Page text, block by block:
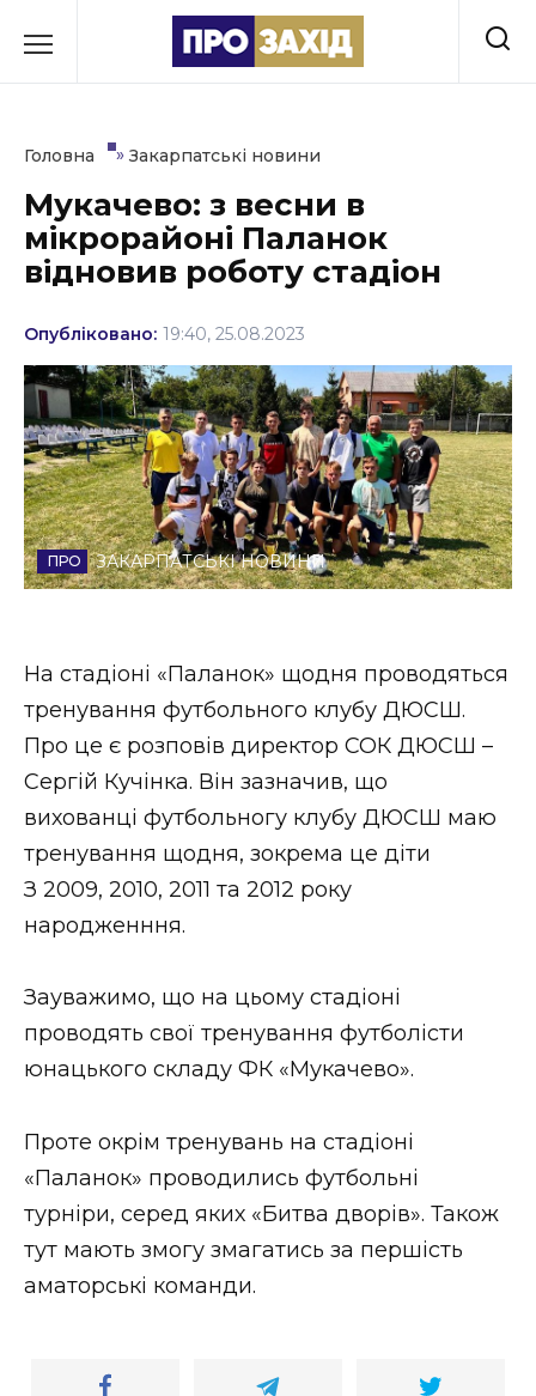
до
Культура
Освіта
Події
Політика
Соціум
Спорт
Стиль життя
Втрачений Ужгород (відеоверсія)
ЗАКАРПАТСЬКІ НОВИНИ
НОВИНИ ЗАХІДНОЇ УКРАЇНИ
ФОТО
ВІДЕО
Головна » Закарпатські новини
Мукачево: з весни в
мікрорайоні Паланок
відновив роботу стадіон
Опубліковано: 19:40, 25.08.2023
ЗАКАРПАТСЬКІ НОВИНИ
На стадіоні «Паланок» щодня проводяться
тренування футбольного клубу ДЮСШ.
Про це є розповів директор СОК ДЮСШ –
Сергій Кучінка. Він зазначив, що
вихованці футбольногу клубу ДЮСШ маю
тренування щодня, зокрема це діти
З 2009, 2010, 2011 та 2012 року
народженння.
Зауважимо, що на цьому стадіоні
проводять свої тренування футболісти
юнацького складу ФК «Мукачево».
Проте окрім тренувань на стадіоні
«Паланок» проводились футбольні
турніри, серед яких «Битва дворів». Також
тут мають змогу змагатись за першість
аматорські команди.